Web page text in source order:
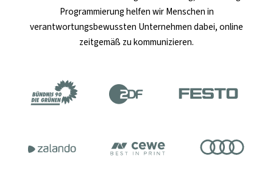
Programmierung helfen wir Menschen in
verantwortungsbewussten Unternehmen dabei, online
zeitgemäß zu kommunizieren.